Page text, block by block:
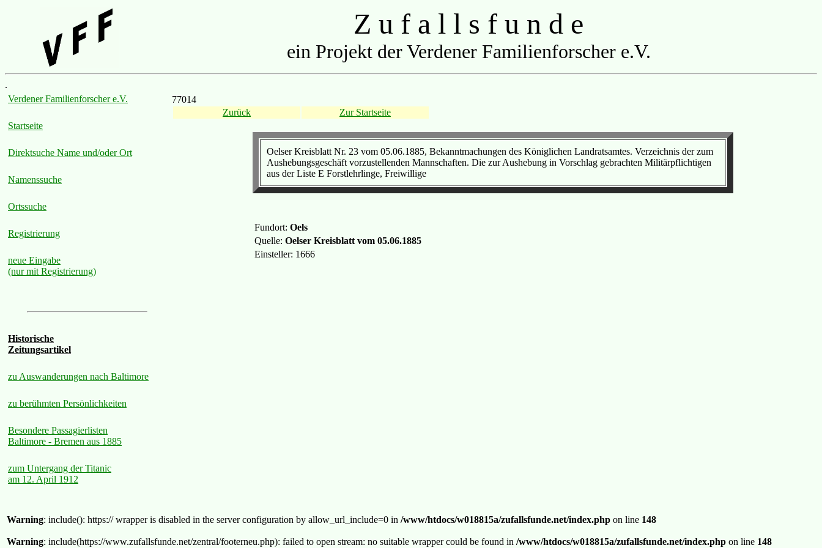
Z u f a l l s f u n d e
ein Projekt der Verdener Familienforscher e.V.
.
Verdener Familienforscher e.V.
Startseite
Direktsuche Name und/oder Ort
Namenssuche
Ortssuche
Registrierung
neue Eingabe
(nur mit Registrierung)
Historische
Zeitungsartikel
zu Auswanderungen nach Baltimore
zu berühmten Persönlichkeiten
Besondere Passagierlisten
Baltimore - Bremen aus 1885
zum Untergang der Titanic
am 12. April 1912
77014
Zurück
Zur Startseite
Oelser Kreisblatt Nr. 23 vom 05.06.1885, Bekanntmachungen des Königlichen Landratsamtes. Verzeichnis der zum
Aushebungsgeschäft vorzustellenden Mannschaften. Die zur Aushebung in Vorschlag gebrachten Militärpflichtigen
aus der Liste E Forstlehrlinge, Freiwillige
Fundort: Oels
Quelle: Oelser Kreisblatt vom 05.06.1885
Einsteller: 1666
Warning: include(): https:// wrapper is disabled in the server configuration by allow_url_include=0 in /www/htdocs/w018815a/zufallsfunde.net/index.php on line 148
Warning: include(https://www.zufallsfunde.net/zentral/footerneu.php): failed to open stream: no suitable wrapper could be found in /www/htdocs/w018815a/zufallsfunde.net/index.php on line 148